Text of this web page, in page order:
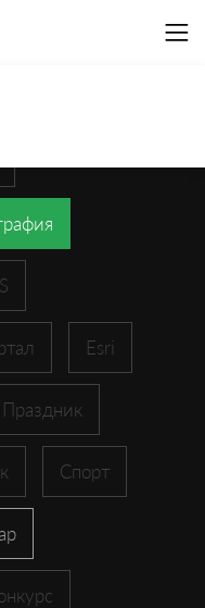
Esri
Праздник
Спорт